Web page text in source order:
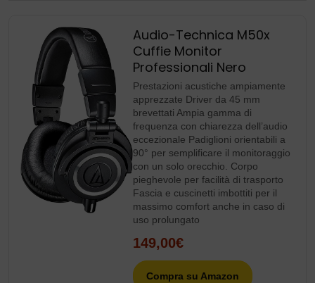
Audio-Technica M50x
Cuffie Monitor
Professionali Nero
Prestazioni acustiche ampiamente
apprezzate Driver da 45 mm
brevettati Ampia gamma di
frequenza con chiarezza dell’audio
eccezionale Padiglioni orientabili a
90° per semplificare il monitoraggio
con un solo orecchio. Corpo
pieghevole per facilità di trasporto
Fascia e cuscinetti imbottiti per il
massimo comfort anche in caso di
uso prolungato
149,00€
Compra su Amazon